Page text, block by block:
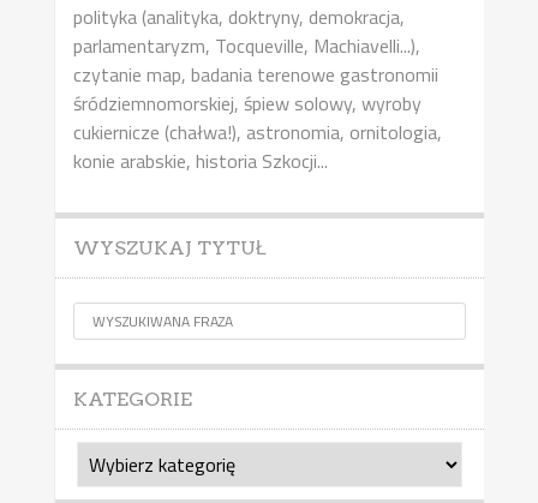
polityka (analityka, doktryny, demokracja,
parlamentaryzm, Tocqueville, Machiavelli...),
czytanie map, badania terenowe gastronomii
śródziemnomorskiej, śpiew solowy, wyroby
cukiernicze (chałwa!), astronomia, ornitologia,
konie arabskie, historia Szkocji...
WYSZUKAJ TYTUŁ
KATEGORIE
Kategorie